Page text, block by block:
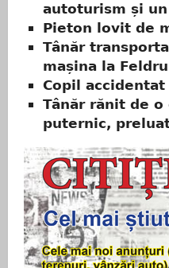
autoturism și
Pieton lovit de
Tânăr
mașina la Feldru
Copil
Tânăr rănit de
puternic,